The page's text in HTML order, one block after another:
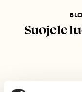
Suojele